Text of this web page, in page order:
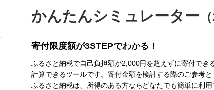
かんたんシミュレーター
寄付限度額が3STEPでわかる！
ふるさと納税で自己負担額が2,000円を超えずに寄付でき
計算できるツールです。寄付金額を検討する際のご参考と
ふるさと納税は、所得のある方ならどなたでも簡単に利用